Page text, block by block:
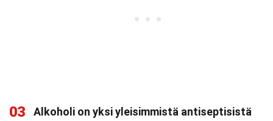
03
Alkoholi on yksi yleisimmistä antiseptisistä